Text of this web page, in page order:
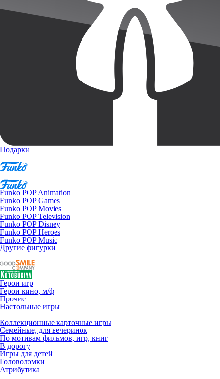
Подарки
Funko POP Animation
Funko POP Games
Funko POP Movies
Funko POP Television
Funko POP Disney
Funko POP Heroes
Funko POP Music
Другие фигурки
Герои игр
Герои кино, м/ф
Прочие
Настольные игры
Коллекционные карточные игры
Семейные, для вечеринок
По мотивам фильмов, игр, книг
В дорогу
Игры для детей
Головоломки
Атрибутика